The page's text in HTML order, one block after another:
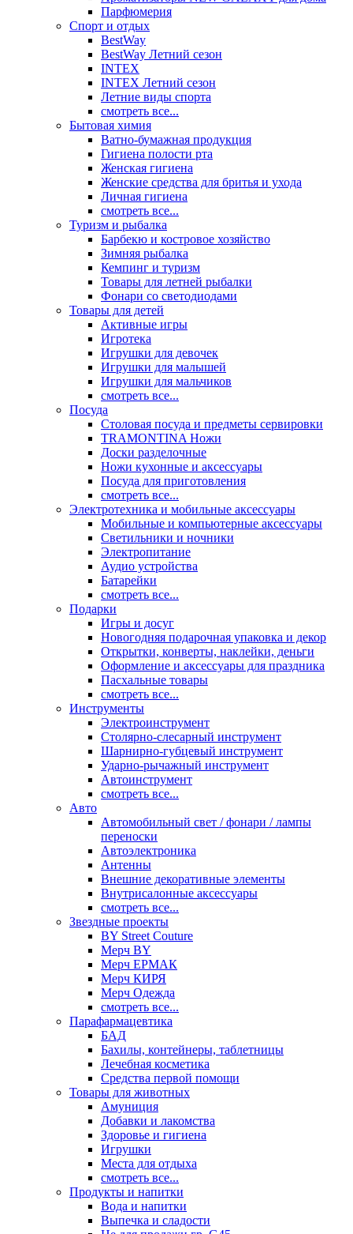
Парфюмерия
Спорт и отдых
BestWay
BestWay Летний сезон
INTEX
INTEX Летний сезон
Летние виды спорта
смотреть все...
Бытовая химия
Ватно-бумажная продукция
Гигиена полости рта
Женская гигиена
Женские средства для бритья и ухода
Личная гигиена
смотреть все...
Туризм и рыбалка
Барбекю и костровое хозяйство
Зимняя рыбалка
Кемпинг и туризм
Товары для летней рыбалки
Фонари со светодиодами
Товары для детей
Активные игры
Игротека
Игрушки для девочек
Игрушки для малышей
Игрушки для мальчиков
смотреть все...
Посуда
Столовая посуда и предметы сервировки
TRAMONTINA Ножи
Доски разделочные
Ножи кухонные и аксессуары
Посуда для приготовления
смотреть все...
Электротехника и мобильные аксессуары
Мобильные и компьютерные аксессуары
Светильники и ночники
Электропитание
Аудио устройства
Батарейки
смотреть все...
Подарки
Игры и досуг
Новогодняя подарочная упаковка и декор
Открытки, конверты, наклейки, деньги
Оформление и аксессуары для праздника
Пасхальные товары
смотреть все...
Инструменты
Электроинструмент
Столярно-слесарный инструмент
Шарнирно-губцевый инструмент
Ударно-рычажный инструмент
Автоинструмент
смотреть все...
Авто
Автомобильный свет / фонари / лампы
переноски
Автоэлектроника
Антенны
Внешние декоративные элементы
Внутрисалонные аксессуары
смотреть все...
Звездные проекты
BY Street Couture
Мерч BY
Мерч ЕРМАК
Мерч КИРЯ
Мерч Одежда
смотреть все...
Парафармацевтика
БАД
Бахилы, контейнеры, таблетницы
Лечебная косметика
Средства первой помощи
Товары для животных
Амуниция
Добавки и лакомства
Здоровье и гигиена
Игрушки
Места для отдыха
смотреть все...
Продукты и напитки
Вода и напитки
Выпечка и сладости